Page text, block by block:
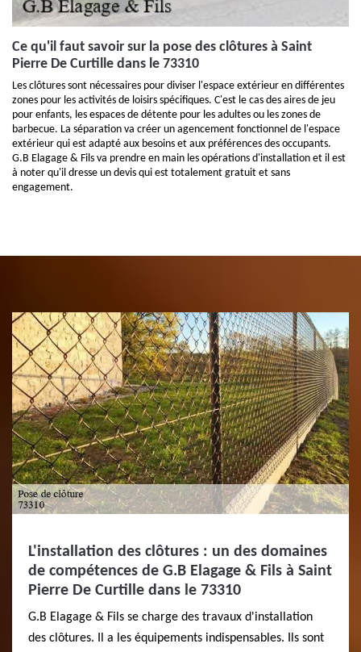
Ce qu'il faut savoir sur la pose des clôtures à Saint
Pierre De Curtille dans le 73310
Les clôtures sont nécessaires pour diviser l'espace extérieur en différentes
zones pour les activités de loisirs spécifiques. C'est le cas des aires de jeu
pour enfants, les espaces de détente pour les adultes ou les zones de
barbecue. La séparation va créer un agencement fonctionnel de l'espace
extérieur qui est adapté aux besoins et aux préférences des occupants.
G.B Elagage & Fils va prendre en main les opérations d'installation et il est
à noter qu'il dresse un devis qui est totalement gratuit et sans
engagement.
L'installation des clôtures : un des domaines
de compétences de G.B Elagage & Fils à Saint
Pierre De Curtille dans le 73310
G.B Elagage & Fils se charge des travaux d'installation
des clôtures. Il a les équipements indispensables. Ils sont